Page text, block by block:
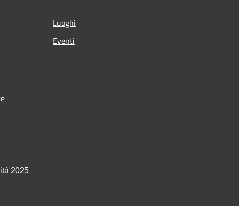
Luoghi
Eventi
2025